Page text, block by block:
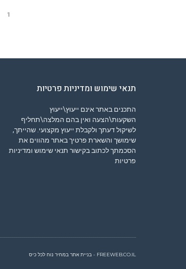
1
תנאי שימוש ומדיניות פרטיות
התכנים באתר אינם ייעוץ\ייעוץ
השקעות\הצעה ואין בהם המלצה\תחליף
לשיקול דעתך ולקבלת ייעוץ מקצועי. שהייתך,
שימושך והשארת פרטיך באתר מהווים את
הסכמתך לכתוב בקישור תנאי שימוש ומדיניות
פרטיות
FREEWEB.CO.IL - בניית אתר במחיר נוח לכל כיס